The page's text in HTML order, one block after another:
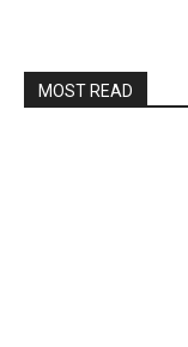
MOST READ